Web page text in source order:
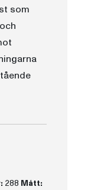
som
288 Mått: